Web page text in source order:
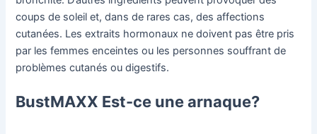
coups de soleil et, dans de rares cas, des affections
cutanées. Les extraits hormonaux ne doivent pas être pris
par les femmes enceintes ou les personnes souffrant de
problèmes cutanés ou digestifs.
BustMAXX Est-ce une arnaque?